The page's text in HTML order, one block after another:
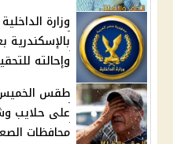
وزارة
بالإسكندرية
وإحالته
طقس
على حلايب
محافظات